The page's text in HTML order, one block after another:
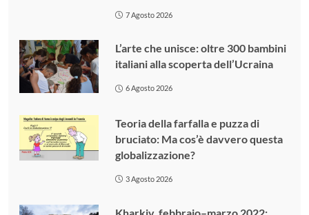
7 Agosto 2026
L’arte che unisce: oltre 300 bambini
italiani alla scoperta dell’Ucraina
6 Agosto 2026
Teoria della farfalla e puzza di
bruciato: Ma cos’è davvero questa
globalizzazione?
3 Agosto 2026